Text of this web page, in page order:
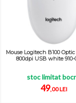
Mouse Logitech B100
800dpi USB white 910-
stoc limitat
49,00 LEI